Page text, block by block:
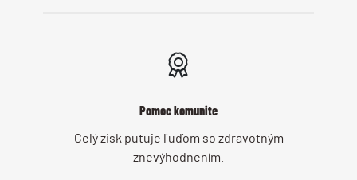
Pomoc komunite
Celý zisk putuje ľuďom so zdravotným
znevýhodnením.